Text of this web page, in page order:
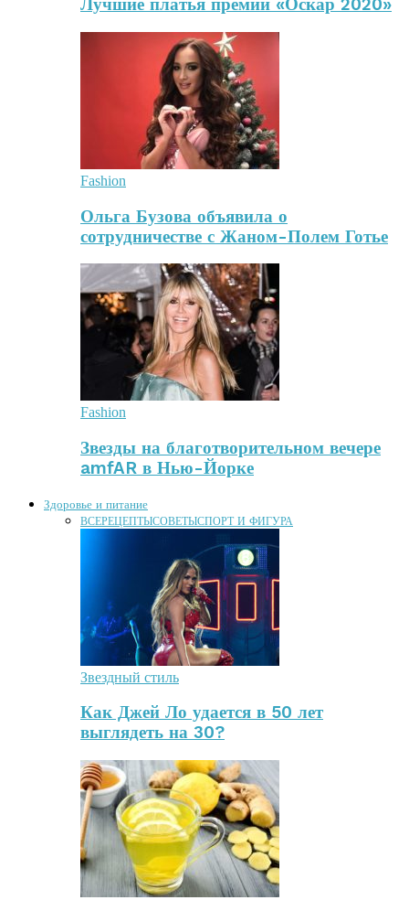
Лучшие платья премии «Оскар 2020»
Fashion
Ольга Бузова объявила о
сотрудничестве с Жаном-Полем Готье
Fashion
Звезды на благотворительном вечере
amfAR в Нью-Йорке
Здоровье и питание
ВСЕРЕЦЕПТЫСОВЕТЫСПОРТ И ФИГУРА
Звездный стиль
Как Джей Ло удается в 50 лет
выглядеть на 30?